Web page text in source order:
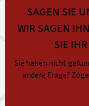
SAGEN SIE
WIR SAGEN
SIE
Sie haben nicht
andere Frage?